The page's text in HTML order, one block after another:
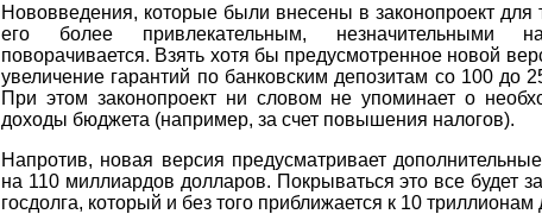
Нововведения, которые были внесены в законопроект для
его более привлекательным, незначительными
поворачивается. Взять хотя бы предусмотренное новой
увеличение гарантий по банковским депозитам со 100 до
При этом законопроект ни словом не упоминает о
доходы бюджета (например, за счет повышения налогов).
Напротив, новая версия предусматривает
на 110 миллиардов долларов. Покрываться это все будет
госдолга, который и без того приближается к 10 триллионам